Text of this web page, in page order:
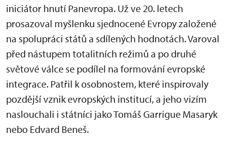
iniciátor hnutí Panevropa. Už ve 20. letech
prosazoval myšlenku sjednocené Evropy založené
na spolupráci států a sdílených hodnotách. Varoval
před nástupem totalitních režimů a po druhé
světové válce se podílel na formování evropské
integrace. Patřil k osobnostem, které inspirovaly
pozdější vznik evropských institucí, a jeho vizím
naslouchali i státníci jako Tomáš Garrigue Masaryk
nebo Edvard Beneš.